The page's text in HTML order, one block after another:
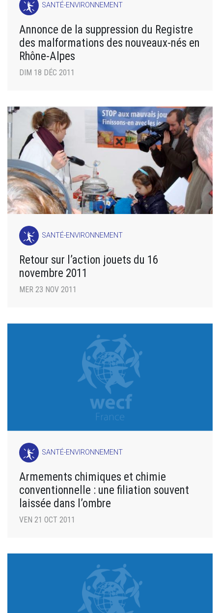
SANTÉ-ENVIRONNEMENT
Annonce de la suppression du Registre
des malformations des nouveaux-nés en
Rhône-Alpes
DIM 18 DÉC 2011
SANTÉ-ENVIRONNEMENT
Retour sur l’action jouets du 16
novembre 2011
MER 23 NOV 2011
SANTÉ-ENVIRONNEMENT
Armements chimiques et chimie
conventionnelle : une filiation souvent
laissée dans l’ombre
VEN 21 OCT 2011